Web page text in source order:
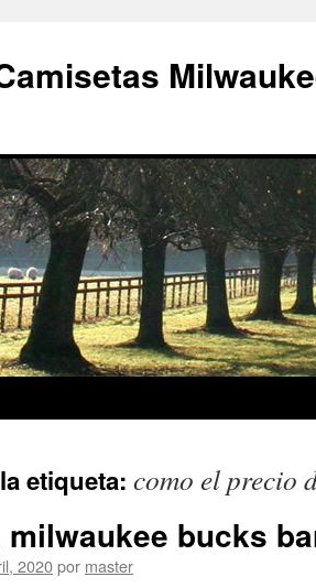
etiqueta: como el precio
milwaukee bucks
2020por master